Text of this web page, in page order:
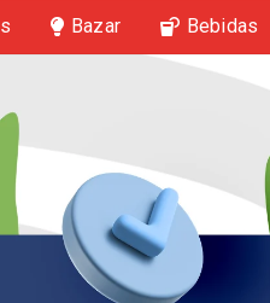
Bazar Bebidas